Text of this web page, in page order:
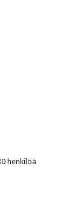
henkilöä